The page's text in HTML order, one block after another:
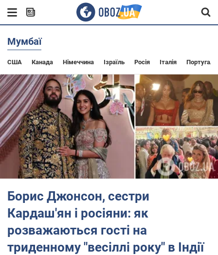
Мумбаї
США Канада Німеччина Ізраїль Росія Італія Португалія
Борис Джонсон, сестри
Кардаш'ян і росіяни: як
розважаються гості на
триденному "весіллі року" в Індії